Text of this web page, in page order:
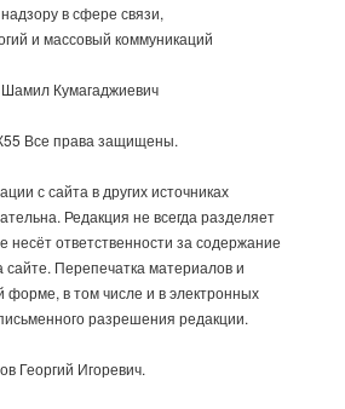
в сфере связи,
и массовый коммуникаций
Кумагаджиевич
Все права защищены.
с сайта в других источниках
Редакция не всегда разделяет
несёт ответственности за содержание
сайте. Перепечатка материалов и
форме, в том числе и в электронных
разрешения редакции.
Георгий Игоревич.